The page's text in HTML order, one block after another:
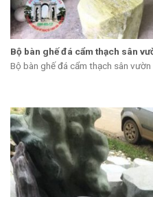
Bộ bàn ghế đá cẩm thạch sân
Bộ bàn ghế đá cẩm thạch sân vườn